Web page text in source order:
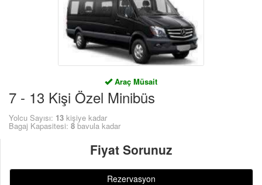
Araç Müsait
7 - 13 Kişi Özel Minibüs
Yolcu Sayısı: 13 kişiye kadar
Bagaj Kapasitesi: 8 bavula kadar
Fiyat Sorunuz
Rezervasyon